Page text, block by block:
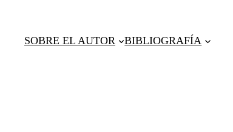
contenido
SOBRE EL AUTOR BIBLIOGRAFÍA